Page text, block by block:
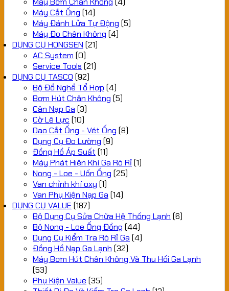
Máy Cắt Ống (14)
Máy Đánh Lửa Tự Động (5)
Máy Đo Chân Không (4)
DỤNG CỤ HONGSEN (21)
AC System (0)
Service Tools (21)
DỤNG CỤ TASCO (92)
Bộ Đồ Nghề Tổ Hợp (4)
Bơm Hút Chân Không (5)
Cân Nạp Ga (3)
Cờ Lê Lực (10)
Dao Cắt Ống - Vét Ống (8)
Dụng Cụ Đo Lường (9)
Đồng Hồ Áp Suất (11)
Máy Phát Hiện Khí Ga Rò Rỉ(1)
Nong - Loe - Uốn Ống (25)
Van chỉnh khí oxy (1)
Van Phụ Kiện Nạp Ga (14)
DỤNG CỤ VALUE (187)
Bộ Dụng Cụ Sửa Chữa Hệ Thống Lạnh (6)
Bộ Nong - Loe Ống Đồng (44)
Dụng Cụ Kiểm Tra Rò Rỉ Ga (4)
Đồng Hồ Nạp Ga Lạnh (32)
Máy Bơm Hút Chân Không Và Thu Hồi Ga Lạnh
(53)
Phụ Kiện Value (35)